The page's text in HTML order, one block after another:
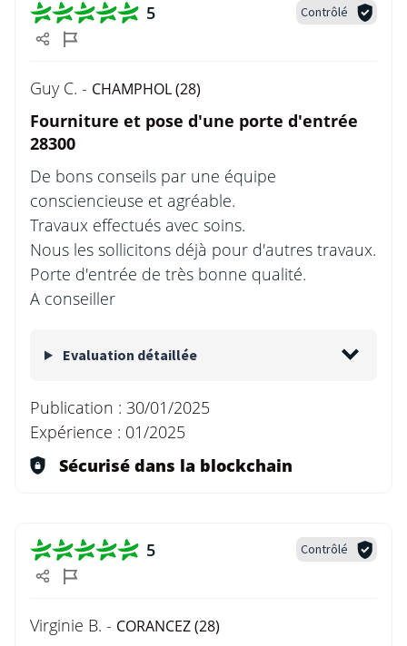
5 Contrôlé
Guy C. - CHAMPHOL (28)
Fourniture et pose d'une porte d'entrée
28300
De bons conseils par une équipe
consciencieuse et agréable.
Travaux effectués avec soins.
Nous les sollicitons déjà pour d'autres travaux.
Porte d'entrée de très bonne qualité.
A conseiller
Evaluation détaillée
Publication : 30/01/2025
Expérience : 01/2025
Sécurisé dans la blockchain
5 Contrôlé
Virginie B. - CORANCEZ (28)